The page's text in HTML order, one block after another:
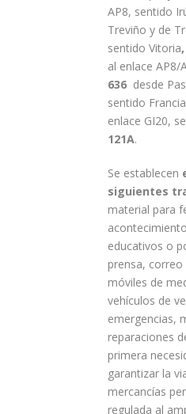
AP8, sentido
Treviño y de
sentido Vitoria
al enlace AP8/
636 desde
sentido Francia
enlace GI20,
121A.
Se establecen
siguientes
material para
educativos o
prensa,
móviles de
vehículos de
emergencias,
reparaciones
primera
garantizar la
mercancías
regulada al